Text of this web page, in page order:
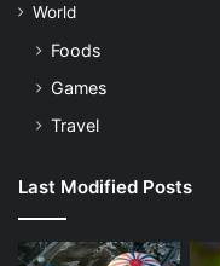
World
Foods
Games
Travel
Last Modified Posts